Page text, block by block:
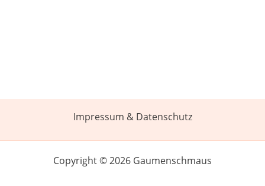
Impressum & Datenschutz
Copyright © 2026 Gaumenschmaus